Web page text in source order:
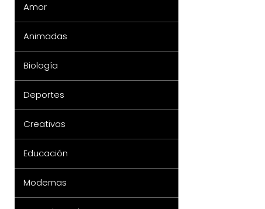
Amor
Animadas
Biología
Deportes
Creativas
Educación
Modernas